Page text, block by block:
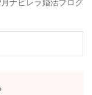
ナビレラ婚活ブログ